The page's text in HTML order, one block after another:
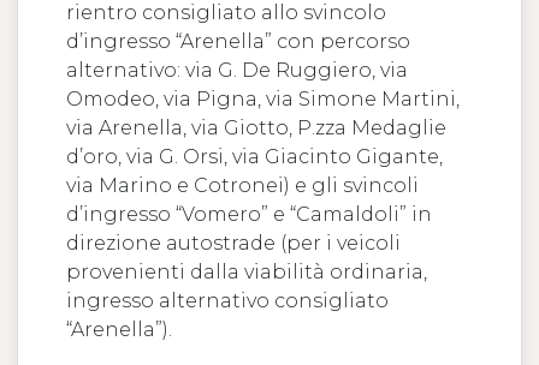
rientro consigliato allo svincolo
d’ingresso “Arenella” con percorso
alternativo: via G. De Ruggiero, via
Omodeo, via Pigna, via Simone Martini,
via Arenella, via Giotto, P.zza Medaglie
d’oro, via G. Orsi, via Giacinto Gigante,
via Marino e Cotronei) e gli svincoli
d’ingresso “Vomero” e “Camaldoli” in
direzione autostrade (per i veicoli
provenienti dalla viabilità ordinaria,
ingresso alternativo consigliato
“Arenella”).